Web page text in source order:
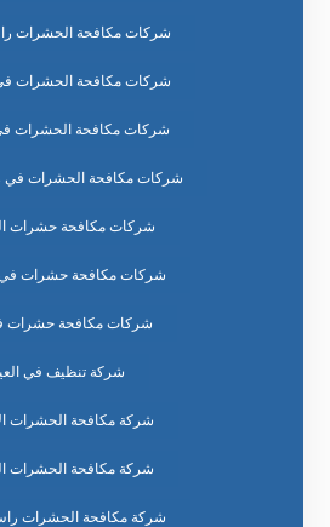
شركات مكافحة الحشرات
شركات مكافحة الحشرات في
شركات مكافحة الحشرات
شركات مكافحة الحشرات في
شركات مكافحة حشرات
شركات مكافحة حشرات في
شركات مكافحة حشرات
شركة تنظيف في
شركة مكافحة الحشرات
شركة مكافحة الحشرات
شركة مكافحة الحشرات